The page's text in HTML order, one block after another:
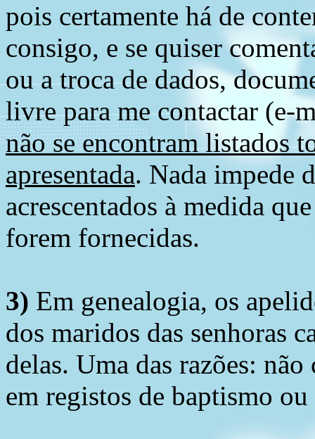
pois certamente há de
consigo, e se quiser
ou a troca de dados,
livre para me contactar (e-
não se encontram listados
apresentada. Nada impede
acrescentados à medida
forem fornecidas.
3) Em genealogia, os
dos maridos das senhoras
delas. Uma das razões:
em registos de baptismo